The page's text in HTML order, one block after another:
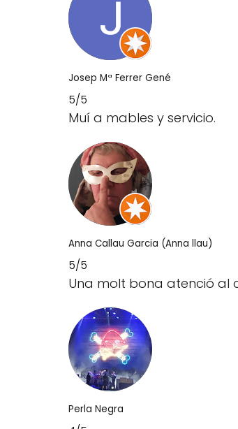
Josep Mª Ferrer Gené
5/5
Muí a mables y servicio.
Anna Callau Garcia (Anna llau)
5/5
Una molt bona atenció al
Perla Negra